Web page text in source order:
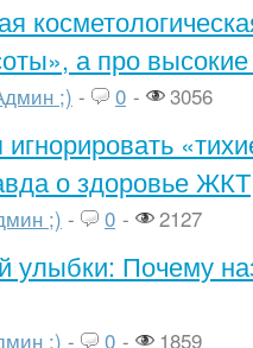
а про высокие
;) - 0 - 3056
о здоровье ЖКТ
;) - 0 - 2127
улыбки: Почему
;) - 0 - 1859